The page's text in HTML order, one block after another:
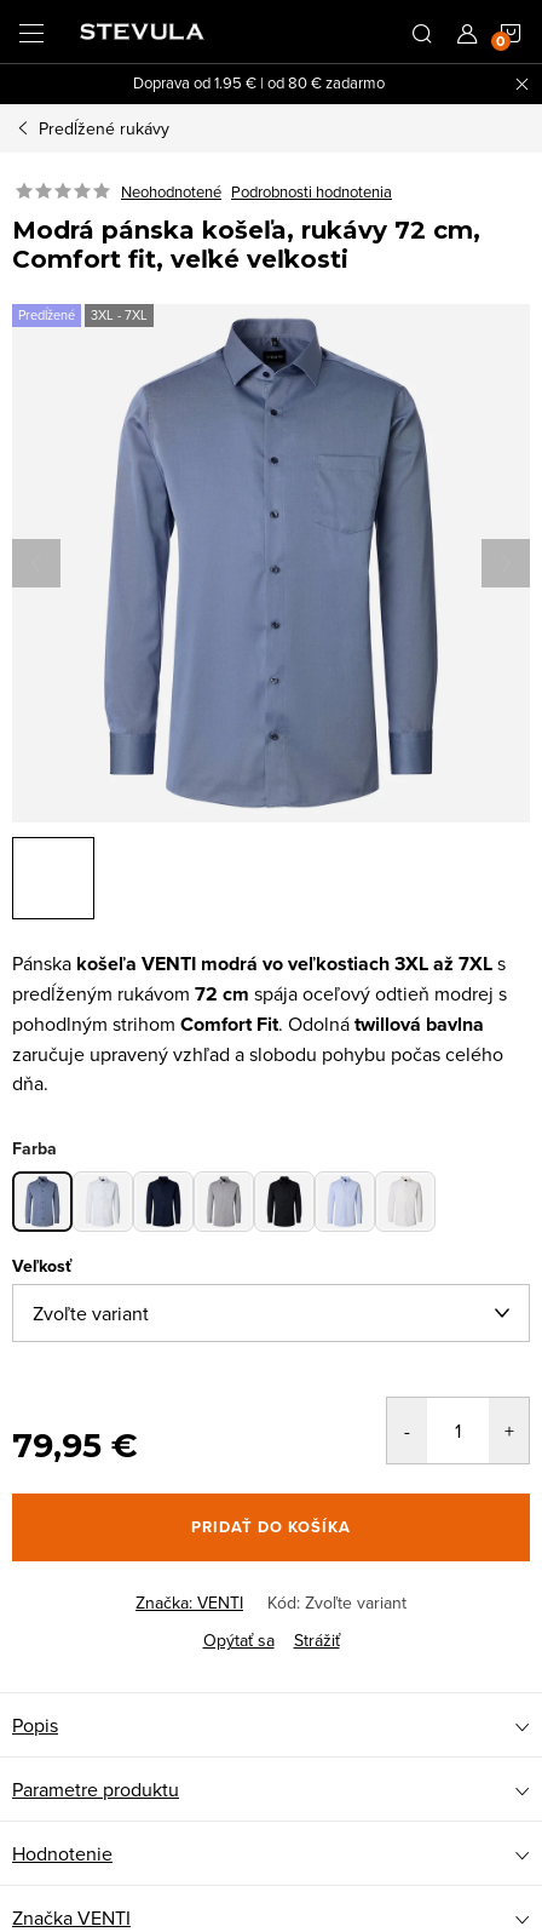
obsah
Doprava od 1.95 € | od 80 € zadarmo
Predĺžené rukávy
Neohodnotené Podrobnosti hodnotenia
Modrá pánska košeľa, rukávy 72 cm,
Comfort fit, veľké veľkosti
Predĺžené 3XL - 7XL
Pánska košeľa VENTI modrá vo veľkostiach 3XL až 7XLs
predĺženým rukávom 72 cm spája oceľový odtieň modrej s
pohodlným strihom Comfort Fit. Odolnátwillová bavlna
zaručuje upravený vzhľad a slobodu pohybu počas celého
dňa.
Farba
Veľkosť
79,95 €
PRIDAŤ DO KOŠÍKA
Značka: VENTI Kód: Zvoľte variant
Opýtať sa
Strážiť
Popis
Parametre produktu
Hodnotenie
ZnačkaVENTI